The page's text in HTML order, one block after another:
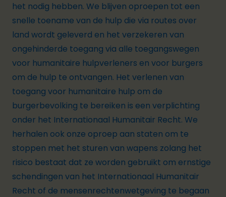
het nodig hebben. We blijven oproepen tot een
snelle toename van de hulp die via routes over
land wordt geleverd en het verzekeren van
ongehinderde toegang via alle toegangswegen
voor humanitaire hulpverleners en voor burgers
om de hulp te ontvangen. Het verlenen van
toegang voor humanitaire hulp om de
burgerbevolking te bereiken is een verplichting
onder het Internationaal Humanitair Recht. We
herhalen ook onze oproep aan staten om te
stoppen met het sturen van wapens zolang het
risico bestaat dat ze worden gebruikt om ernstige
schendingen van het Internationaal Humanitair
Recht of de mensenrechtenwetgeving te begaan